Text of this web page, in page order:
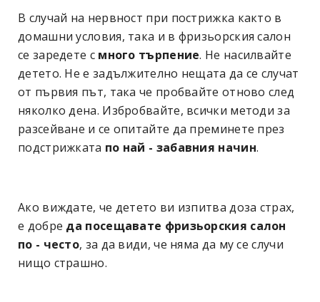
В случай на нервност при пострижка както в
домашни условия, така и в фризьорския салон
се заредете смного търпение. Не насилвайте
детето. Не е задължително нещата да се случат
от първия път, така че пробвайте отново след
няколко дена. Избробвайте, всички методи за
разсейване и се опитайте да преминете през
подстрижката по най - забавния начин.
Ако виждате, че детето ви изпитва доза страх,
е добре да посещавате фризьорския салон
по - често, за да види, че няма да му се случи
нищо страшно.